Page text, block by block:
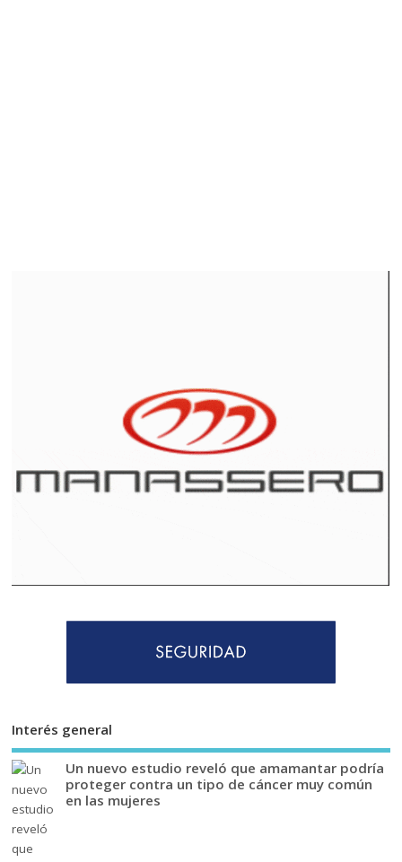
Interés general
Un nuevo estudio reveló que amamantar podría
proteger contra un tipo de cáncer muy común
en las mujeres